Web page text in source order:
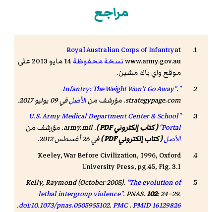
مراجع
Royal Australian Corps of Infantryat
www.army.gov.auنسخة محفوظة
14 مايو 2013 على
موقع واي باك مشين.
"Infantry: The Weight Won't Go Away"
.
strategypage.com. مؤرشف منالأصلفي 09 يوليو 2017
.
"U.S. Army Medical Department Center & School
Portal" ( كتاب إلكتروني PDF ) .
army.mil. مؤرشف من
الأصل( كتاب إلكتروني PDF ) في 26 أغسطس 2012
.
Keeley, War Before Civilization, 1996, Oxford
University Press, pg.45, Fig. 3.1
Kelly, Raymond (October 2005). "The evolution of
lethal intergroup violence".PNAS.102: 24–29.
doi:10.1073/pnas.0505955102.PMC.PMID16129826
.